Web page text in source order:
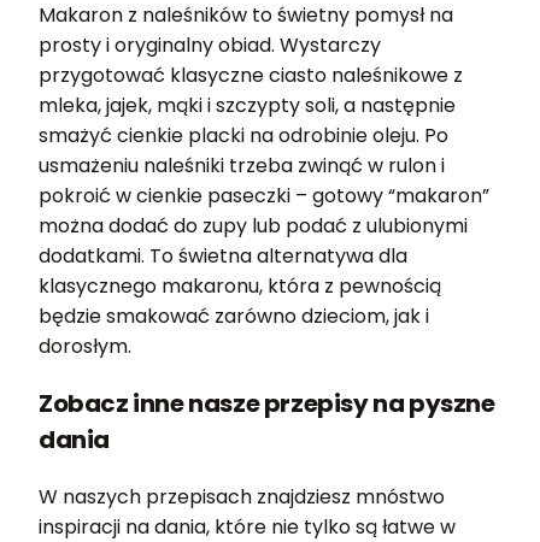
Makaron z naleśników to świetny pomysł na
prosty i oryginalny obiad. Wystarczy
przygotować klasyczne ciasto naleśnikowe z
mleka, jajek, mąki i szczypty soli, a następnie
smażyć cienkie placki na odrobinie oleju. Po
usmażeniu naleśniki trzeba zwinąć w rulon i
pokroić w cienkie paseczki – gotowy “makaron”
można dodać do zupy lub podać z ulubionymi
dodatkami. To świetna alternatywa dla
klasycznego makaronu, która z pewnością
będzie smakować zarówno dzieciom, jak i
dorosłym.
Zobacz inne nasze przepisy na pyszne
dania
W naszych przepisach znajdziesz mnóstwo
inspiracji na dania, które nie tylko są łatwe w